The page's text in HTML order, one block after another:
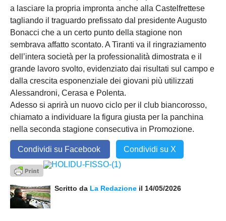
a lasciare la propria impronta anche alla Castelfrettese
tagliando il traguardo prefissato dal presidente Augusto
Bonacci che a un certo punto della stagione non
sembrava affatto scontato. A Tiranti va il ringraziamento
dell’intera società per la professionalità dimostrata e il
grande lavoro svolto, evidenziato dai risultati sul campo e
dalla crescita esponenziale dei giovani più utilizzati
Alessandroni, Cerasa e Polenta.
Adesso si aprirà un nuovo ciclo per il club biancorosso,
chiamato a individuare la figura giusta per la panchina
nella seconda stagione consecutiva in Promozione.
Condividi su Facebook Condividi su X
Scritto da La Redazione il 14/05/2026